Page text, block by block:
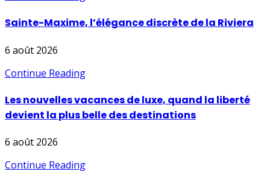
Sainte-Maxime, l’élégance discrète de la Riviera
6 août 2026
Continue Reading
Les nouvelles vacances de luxe, quand la liberté
devient la plus belle des destinations
6 août 2026
Continue Reading